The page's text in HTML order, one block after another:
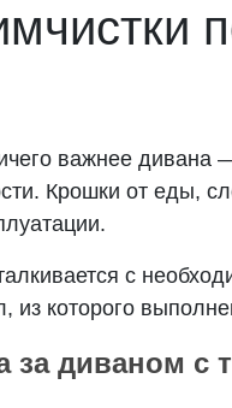
важнее дивана
Крошки от еды,
с
из которого
за диваном с